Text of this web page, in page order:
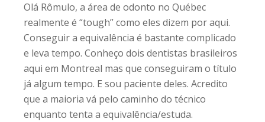
Olá Rômulo, a área de odonto no Québec
realmente é “tough” como eles dizem por aqui.
Conseguir a equivalência é bastante complicado
e leva tempo. Conheço dois dentistas brasileiros
aqui em Montreal mas que conseguiram o título
já algum tempo. E sou paciente deles. Acredito
que a maioria vá pelo caminho do técnico
enquanto tenta a equivalência/estuda.